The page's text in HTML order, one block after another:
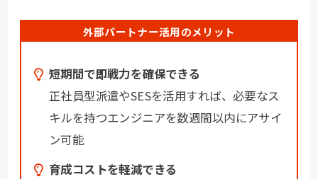
外部パートナー活用のメリット
短期間で即戦力を確保できる
正社員型派遣やSESを活用すれば、必要なス
キルを持つエンジニアを数週間以内にアサイ
ン可能
育成コストを軽減できる